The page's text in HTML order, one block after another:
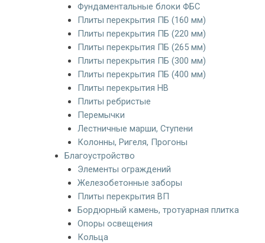
Фундаментальные блоки ФБС
Плиты перекрытия ПБ (160 мм)
Плиты перекрытия ПБ (220 мм)
Плиты перекрытия ПБ (265 мм)
Плиты перекрытия ПБ (300 мм)
Плиты перекрытия ПБ (400 мм)
Плиты перекрытия НВ
Плиты ребристые
Перемычки
Лестничные марши, Ступени
Колонны, Ригеля, Прогоны
Благоустройство
Элементы ограждений
Железобетонные заборы
Плиты перекрытия ВП
Бордюрный камень, тротуарная плитка
Опоры освещения
Кольца